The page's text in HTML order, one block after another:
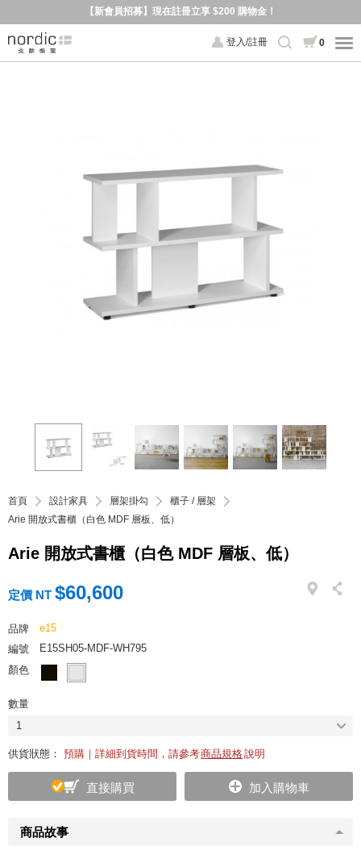
【新會員招募】現在註冊立享 $200 購物金！
登入/註冊 0
首頁 設計家具 層架掛勾
櫃子 / 層架
Arie 開放式書櫃（白色 MDF 層板、低）
Arie 開放式書櫃（白色 MDF 層板、低）
商品故事
定價 NT $60,600
品牌
e15
編號
E15SH05-MDF-WH795
顏色
數量
1
供貨狀態： 預購｜詳細到貨時間，請參考商品規格說明
直接購買 加入購物車